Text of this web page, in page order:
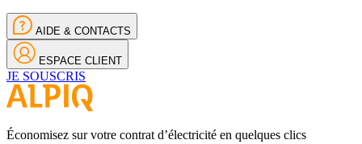
AIDE & CONTACTS
ESPACE CLIENT
JE SOUSCRIS
Économisez sur votre contrat d’électricité en quelques clics